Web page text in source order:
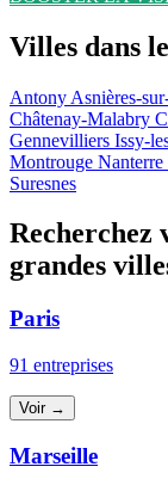
Villes dans
Antony Asnières-
Châtenay-Malabry
Gennevilliers Issy-
Montrouge Nanterre
Suresnes
Recherchez
grandes
Paris
91 entreprises
Voir →
Marseille